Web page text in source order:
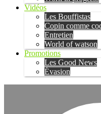
Vidéos
Les Bouffistas
Copin comme
Entretien
World of watson
Promotions
Les Good News
Évasion